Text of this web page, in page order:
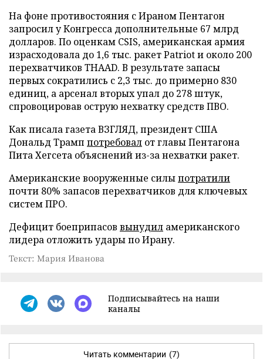
На фоне противостояния с Ираном Пентагон
запросил у Конгресса дополнительные 67 млрд
долларов. По оценкам CSIS, американская армия
израсходовала до 1,6 тыс. ракет Patriot и около 200
перехватчиков THAAD. В результате запасы
первых сократились с 2,3 тыс. до примерно 830
единиц, а арсенал вторых упал до 278 штук,
спровоцировав острую нехватку средств ПВО.
Как писала газета ВЗГЛЯД, президент США
Дональд Трамп потребовал от главы Пентагона
Пита Хегсета объяснений из-за нехватки ракет.
Американские вооруженные силыпотратили
почти 80% запасов перехватчиков для ключевых
систем ПРО.
Дефицит боеприпасов вынудил американского
лидера отложить удары по Ирану.
Текст: Мария Иванова
Подписывайтесь на наши
каналы
Читать комментарии (7)